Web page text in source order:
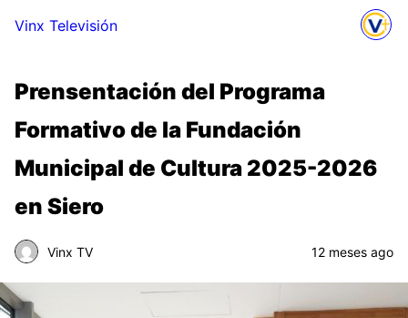
Vinx Televisión
Prensentación del Programa
Formativo de la Fundación
Municipal de Cultura 2025-2026
en Siero
Vinx TV 12 meses ago